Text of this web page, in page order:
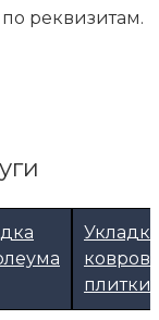
реквизитам.
Укладка
плитки